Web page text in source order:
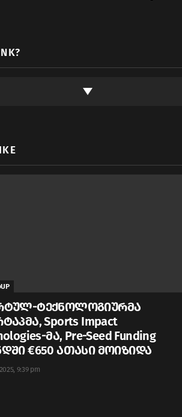
ტექნოლოგიურმა
Sports Impact
მა, Pre-Seed Funding
€650 ათასი მოიზიდა
9:39 pm